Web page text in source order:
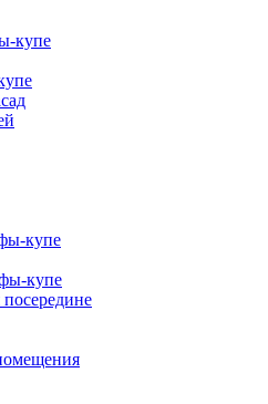
купе
купе
купе